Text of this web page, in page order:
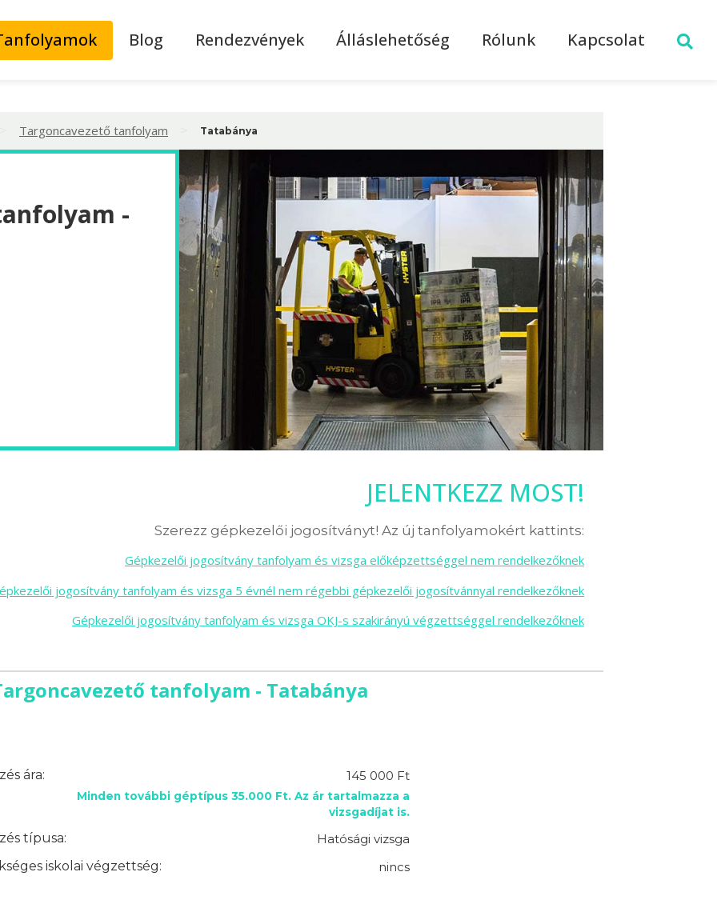
Blog Rendezvények Álláslehetőség Rólunk Kapcsolat
Targoncavezető tanfolyam Tatabánya
-
JELENTKEZZ MOST!
Szerezz gépkezelői jogosítványt! Az új tanfolyamokért kattints:
Gépkezelői jogosítvány tanfolyam és vizsga előképzettséggel nem rendelkezőknek
jogosítvány tanfolyam és vizsga 5 évnél nem régebbi gépkezelői jogosítvánnyal rendelkezőknek
Gépkezelői jogosítvány tanfolyam és vizsga OKJ-s szakirányú végzettséggel rendelkezőknek
tanfolyam - Tatabánya
ára: 145 000 Ft
Minden további géptípus 35.000 Ft. Az ár tartalmazza a
vizsgadíjat is.
típusa:
Hatósági vizsga
iskolai végzettség:
nincs